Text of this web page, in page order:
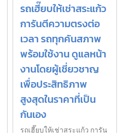
รถเฮี๊ยบให้เช่าสระแก้ว
การันตีความตรงต่อ
เวลา รถทุกคันสภาพ
พร้อมใช้งาน ดูแลหน้า
งานโดยผู้เชี่ยวชาญ
เพื่อประสิทธิภาพ
สูงสุดในราคาที่เป็น
กันเอง
รถเฮี๊ยบให้เช่าสระแก้ว การัน